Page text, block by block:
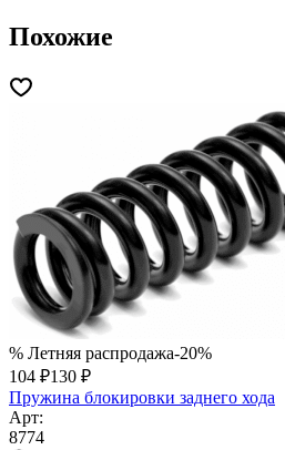
Похожие
% Летняя распродажа-20%
104 ₽130 ₽
Пружина блокировки заднего хода
Арт:
8774